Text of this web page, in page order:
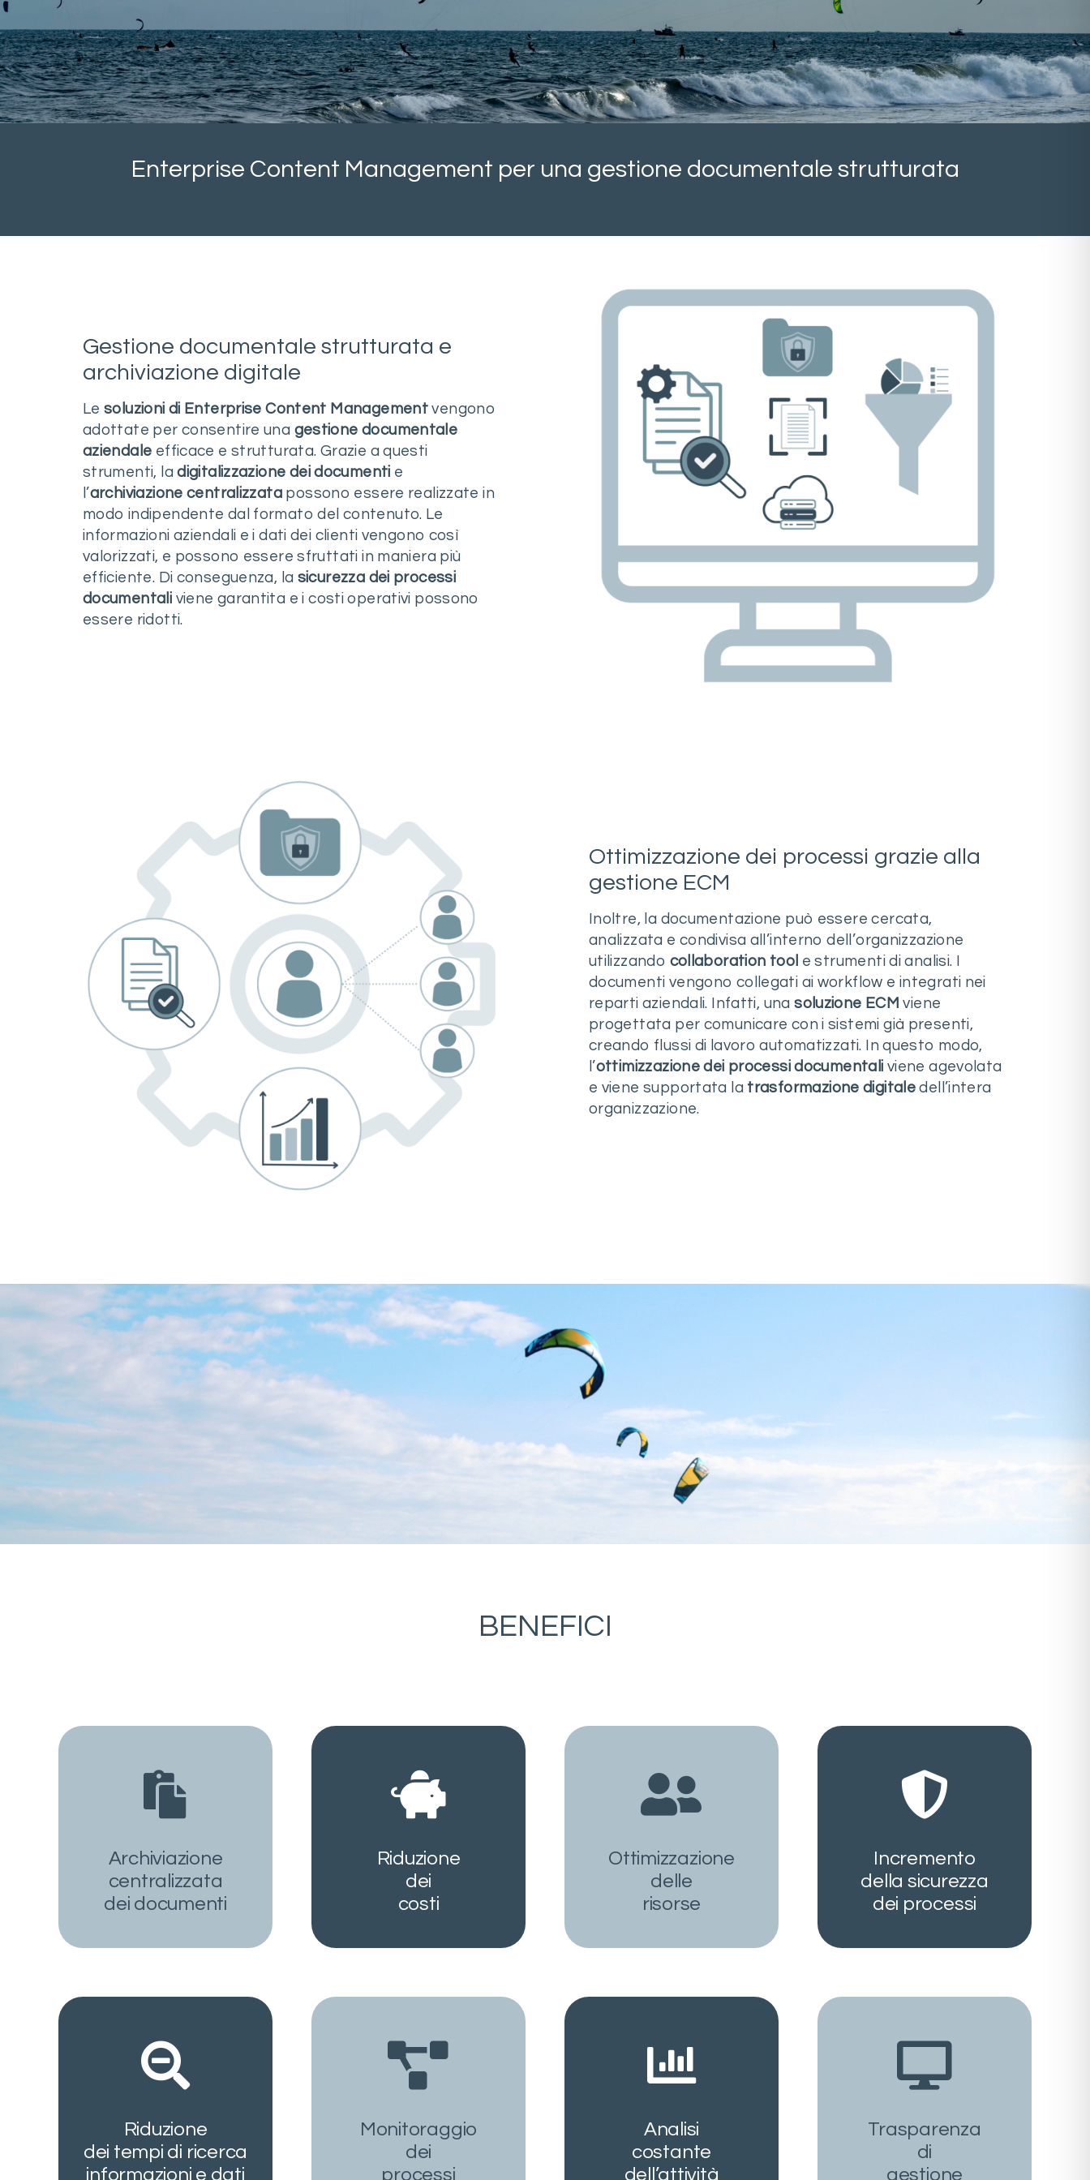
Enterprise Content Management per una gestione documentale strutturata
Gestione documentale strutturata e
archiviazione digitale
Lesoluzioni di Enterprise Content Management vengono
adottate per consentire una gestione documentale
aziendale efficace e strutturata. Grazie a questi
strumenti, ladigitalizzazione dei documenti e
l’archiviazione centralizzatapossono essere realizzate in
modo indipendente dal formato del contenuto. Le
informazioni aziendali e i dati dei clienti vengono così
valorizzati, e possono essere sfruttati in maniera più
efficiente. Di conseguenza, la sicurezza dei processi
documentali viene garantita e i costi operativi possono
essere ridotti.
Ottimizzazione dei processi grazie alla
gestione ECM
Inoltre, la documentazione può essere cercata,
analizzata e condivisa all’interno dell’organizzazione
utilizzando collaboration tool e strumenti di analisi. I
documenti vengono collegati ai workflow e integrati nei
reparti aziendali. Infatti, unasoluzione ECM viene
progettata per comunicare con i sistemi già presenti,
creando flussi di lavoro automatizzati. In questo modo,
l’ottimizzazione dei processi documentali viene agevolata
e viene supportata la trasformazione digitale dell’intera
organizzazione.
BENEFICI
Archiviazione
centralizzata
dei documenti
Riduzione
dei
costi
Ottimizzazione
delle
risorse
Incremento
della sicurezza
dei processi
Riduzione
dei tempi di ricerca
informazioni e dati
Monitoraggio
dei
processi
Analisi
costante
dell’attività
Trasparenza
di
gestione